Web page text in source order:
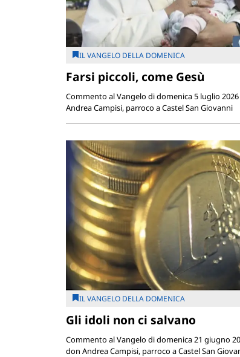
IL VANGELO DELLA DOMENICA
Farsi piccoli, come Gesù
Commento al Vangelo di domenica 5 luglio
Andrea Campisi, parroco a Castel San Giovanni
IL VANGELO DELLA DOMENICA
Gli idoli non ci salvano
Commento al Vangelo di domenica 21 giugno
don Andrea Campisi, parroco a Castel San